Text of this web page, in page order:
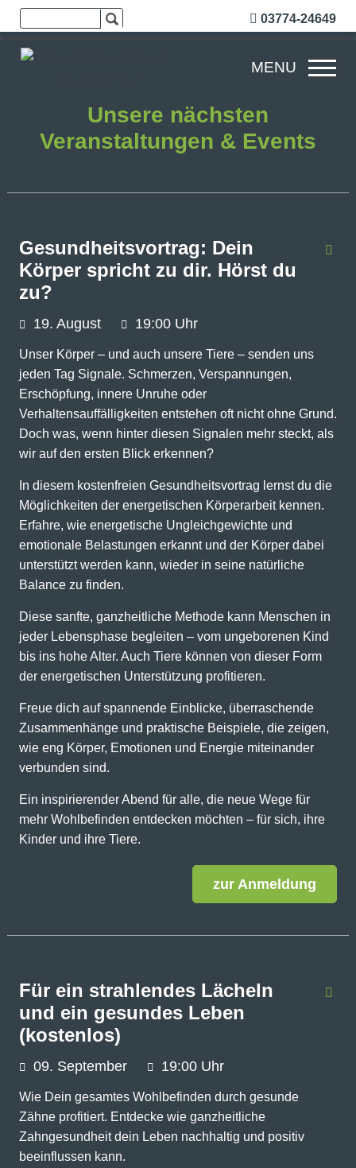
03774-24649
MENU
Unsere nächsten
Veranstaltungen & Events
Gesundheitsvortrag: Dein
Körper spricht zu dir. Hörst du
zu?
19. August 19:00 Uhr
Unser Körper – und auch unsere Tiere – senden uns
jeden Tag Signale. Schmerzen, Verspannungen,
Erschöpfung, innere Unruhe oder
Verhaltensauffälligkeiten entstehen oft nicht ohne Grund.
Doch was, wenn hinter diesen Signalen mehr steckt, als
wir auf den ersten Blick erkennen?
In diesem kostenfreien Gesundheitsvortrag lernst du die
Möglichkeiten der energetischen Körperarbeit kennen.
Erfahre, wie energetische Ungleichgewichte und
emotionale Belastungen erkannt und der Körper dabei
unterstützt werden kann, wieder in seine natürliche
Balance zu finden.
Diese sanfte, ganzheitliche Methode kann Menschen in
jeder Lebensphase begleiten – vom ungeborenen Kind
bis ins hohe Alter. Auch Tiere können von dieser Form
der energetischen Unterstützung profitieren.
Freue dich auf spannende Einblicke, überraschende
Zusammenhänge und praktische Beispiele, die zeigen,
wie eng Körper, Emotionen und Energie miteinander
verbunden sind.
Ein inspirierender Abend für alle, die neue Wege für
mehr Wohlbefinden entdecken möchten – für sich, ihre
Kinder und ihre Tiere.
zur Anmeldung
Für ein strahlendes Lächeln
und ein gesundes Leben
(kostenlos)
09. September 19:00 Uhr
Wie Dein gesamtes Wohlbefinden durch gesunde
Zähne profitiert. Entdecke wie ganzheitliche
Zahngesundheit dein Leben nachhaltig und positiv
beeinflussen kann.